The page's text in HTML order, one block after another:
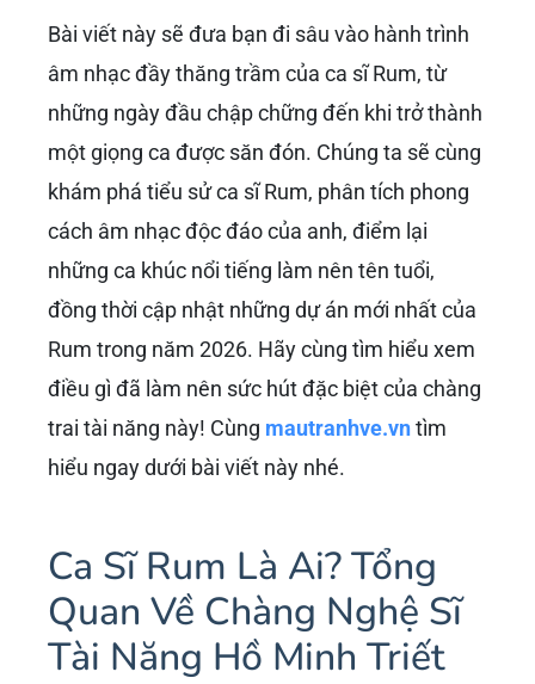
Bài viết này sẽ đưa bạn đi sâu vào hành trình
âm nhạc đầy thăng trầm của ca sĩ Rum, từ
những ngày đầu chập chững đến khi trở thành
một giọng ca được săn đón. Chúng ta sẽ cùng
khám phá tiểu sử ca sĩ Rum, phân tích phong
cách âm nhạc độc đáo của anh, điểm lại
những ca khúc nổi tiếng làm nên tên tuổi,
đồng thời cập nhật những dự án mới nhất của
Rum trong năm 2026. Hãy cùng tìm hiểu xem
điều gì đã làm nên sức hút đặc biệt của chàng
trai tài năng này! Cùng mautranhve.vntìm
hiểu ngay dưới bài viết này nhé.
Ca Sĩ Rum Là Ai? Tổng
Quan Về Chàng Nghệ Sĩ
Tài Năng Hồ Minh Triết